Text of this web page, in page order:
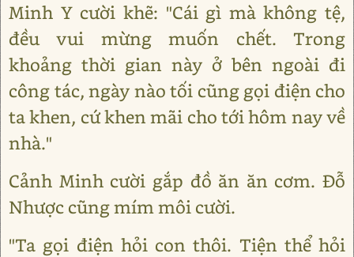
Minh Y cười khẽ: "Cái gì mà không tệ,
đều vui mừng muốn chết. Trong
khoảng thời gian này ở bên ngoài đi
công tác, ngày nào tối cũng gọi điện cho
ta khen, cứ khen mãi cho tới hôm nay về
nhà."
Cảnh Minh cười gắp đồ ăn ăn cơm. Đỗ
Nhược cũng mím môi cười.
"Ta gọi điện hỏi con thôi. Tiện thể hỏi